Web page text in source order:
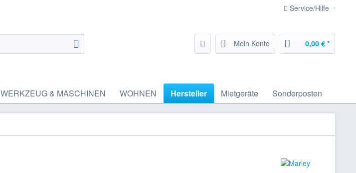
Service/Hilfe
Mein Konto 0,00 € *
WERKZEUG & MASCHINEN WOHNEN Hersteller Mietgeräte Sonderposten